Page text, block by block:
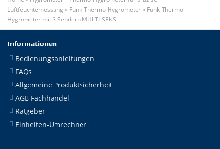
Luftfeuchtemessung » Funk-Thermo-Hygrometer» Funk-Thermo-
Hygrometer mit 3 Sendern MULTI-SENS
Informationen
Bedienungsanleitungen
FAQs
Allgemeine Produktsicherheit
AGB Fachhandel
Ratgeber
Einheiten-Umrechner